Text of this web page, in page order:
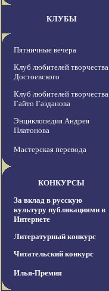
КЛУБЫ
Пятничные вечера
Клуб любителей творчества
Достоевского
Клуб любителей творчества
Гайто Газданова
Энциклопедия Андрея
Платонова
Мастерская перевода
КОНКУРСЫ
За вклад в русскую
культуру публикациями в
Интернете
Литературный конкурс
Читательский конкурс
Илья-Премия